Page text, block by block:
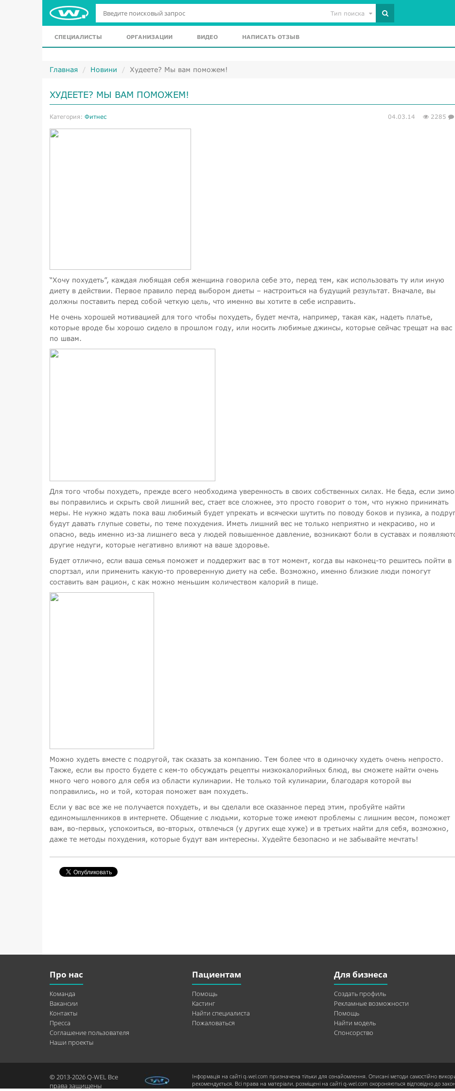
Тип поиска
СПЕЦИАЛИСТЫ ОРГАНИЗАЦИИ ВИДЕО НАПИСАТЬ ОТЗЫВ
Главная Новини Худеете? Мы вам поможем!
ХУДЕЕТЕ? МЫ ВАМ ПОМОЖЕМ!
Категория: Фитнес 04.03.14 2285
“Хочу похудеть”, каждая любящая себя женщина говорила себе это, перед тем, как использовать ту или иную
диету в действии. Первое правило перед выбором диеты – настроиться на будущий результат. Вначале, вы
должны поставить перед собой четкую цель, что именно вы хотите в себе исправить.
Не очень хорошей мотивацией для того чтобы похудеть, будет мечта, например, такая как, надеть платье,
которые вроде бы хорошо сидело в прошлом году, или носить любимые джинсы, которые сейчас трещат на вас
по швам.
Для того чтобы похудеть, прежде всего необходима уверенность в своих собственных силах. Не беда, если
вы поправились и скрыть свой лишний вес, стает все сложнее, это просто говорит о том, что нужно принимать
меры. Не нужно ждать пока ваш любимый будет упрекать и всячески шутить по поводу боков и пузика, а
будут давать глупые советы, по теме похудения. Иметь лишний вес не только неприятно и некрасиво, но и
опасно, ведь именно из-за лишнего веса у людей повышенное давление, возникают боли в суставах и
другие недуги, которые негативно влияют на ваше здоровье.
Будет отлично, если ваша семья поможет и поддержит вас в тот момент, когда вы наконец-то решитесь пойти в
спортзал, или применить какую-то проверенную диету на себе. Возможно, именно близкие люди помогут
составить вам рацион, с как можно меньшим количеством калорий в пище.
Можно худеть вместе с подругой, так сказать за компанию. Тем более что в одиночку худеть очень непросто.
Также, если вы просто будете с кем-то обсуждать рецепты низкокалорийных блюд, вы сможете найти очень
много чего нового для себя из области кулинарии. Не только той кулинарии, благодаря которой вы
поправились, но и той, которая поможет вам похудеть.
Если у вас все же не получается похудеть, и вы сделали все сказанное перед этим, пробуйте найти
единомышленников в интернете. Общение с людьми, которые тоже имеют проблемы с лишним весом, поможет
вам, во-первых, успокоиться, во-вторых, отвлечься (у других еще хуже) и в третьих найти для себя, возможно,
даже те методы похудения, которые будут вам интересны. Худейте безопасно и не забывайте мечтать!
Про нас
Команда
Вакансии
Контакты
Пресса
Соглашение пользователя
Наши проекты
Пациентам
Помощь
Кастинг
Найти специалиста
Пожаловаться
Для бизнеса
Создать профиль
Рекламные возможности
Помощь
Найти модель
Спонсорство
© 2013-2026 Q-WEL Все
права защищены
Інформація на сайті q-wel.com призначена тільки для ознайомлення. Описані методи самостійно
рекомендується. Всі права на матеріали, розміщені на сайті q-wel.com охороняються відповідно до